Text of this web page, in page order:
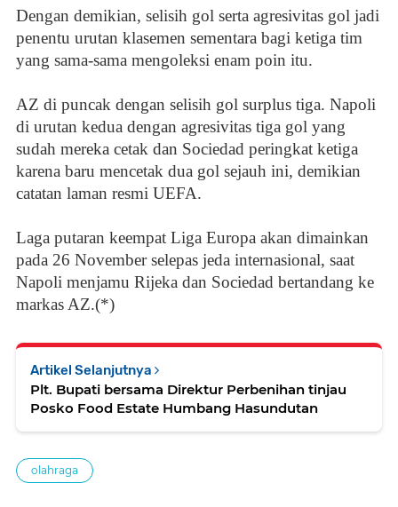
Dengan demikian, selisih gol serta agresivitas gol jadi
penentu urutan klasemen sementara bagi ketiga tim
yang sama-sama mengoleksi enam poin itu.
AZ di puncak dengan selisih gol surplus tiga. Napoli
di urutan kedua dengan agresivitas tiga gol yang
sudah mereka cetak dan Sociedad peringkat ketiga
karena baru mencetak dua gol sejauh ini, demikian
catatan laman resmi UEFA.
Laga putaran keempat Liga Europa akan dimainkan
pada 26 November selepas jeda internasional, saat
Napoli menjamu Rijeka dan Sociedad bertandang ke
markas AZ.(*)
Artikel Selanjutnya
Plt. Bupati bersama Direktur Perbenihan tinjau
Posko Food Estate Humbang Hasundutan
olahraga